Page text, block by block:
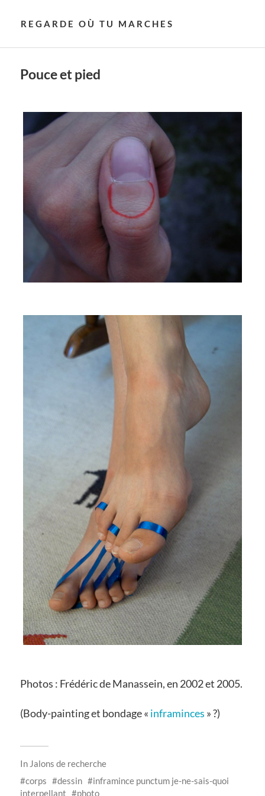
REGARDE OÙ TU MARCHES
Pouce et pied
Photos : Frédéric de Manassein, en 2002 et 2005.
(Body-painting et bondage « inframinces » ?)
In Jalons de recherche
corps
dessin
inframince punctum je-ne-sais-quoi
interpellant
photo